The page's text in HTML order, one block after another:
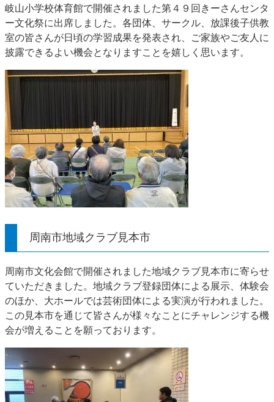
岐山小学校体育館で開催されました第４９回きーさんセンタ
ー文化祭に出席しました。各団体、サークル、放課後子供教
室の皆さんが日頃の学習成果を発表され、ご家族やご友人に
披露できるよい機会となりますことを嬉しく思います。
周南市地域クラブ見本市
周南市文化会館で開催されました地域クラブ見本市に寄らせ
ていただきました。地域クラブ登録団体による展示、体験会
のほか、大ホールでは芸術団体による実演が行われました。
この見本市を通じて皆さんが様々なことにチャレンジする機
会が増えることを願っております。